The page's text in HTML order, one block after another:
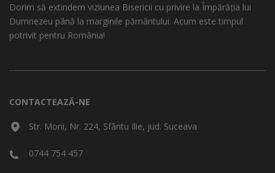
Dorim să extindem viziunea Bisericii cu privire la Împărăția lui
Dumnezeu până la marginile pământului. Acum este timpul
potrivit pentru România!
CONTACTEAZĂ-NE
Str. Morii, Nr. 224, Sfântu Ilie, jud. Suceava
0744 754 457